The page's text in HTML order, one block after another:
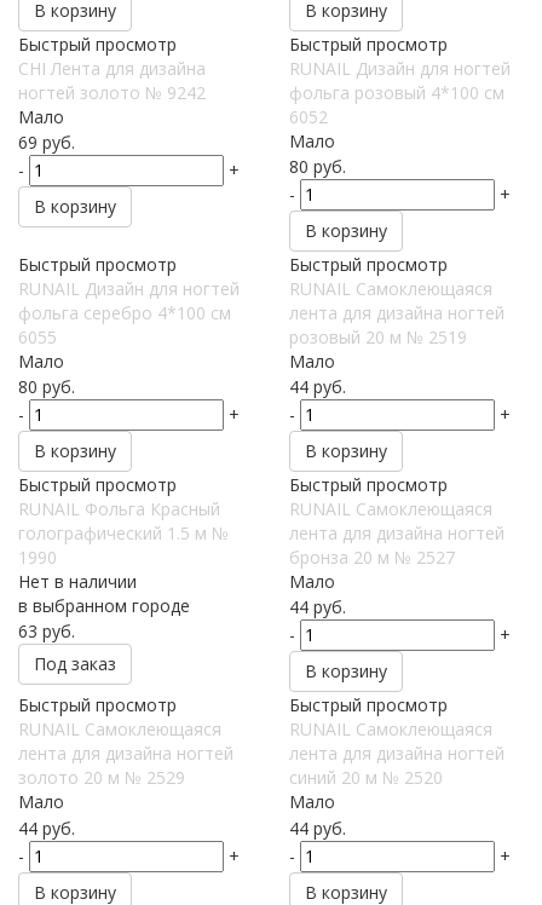
В корзину
В корзину
Быстрый просмотр
CHI Лента для дизайна
ногтей золото № 9242
Мало
69 руб.
-
+
В корзину
Быстрый просмотр
RUNAIL Дизайн для ногтей
фольга розовый 4*100 см
6052
Мало
80 руб.
-
+
В корзину
Быстрый просмотр
RUNAIL Дизайн для ногтей
фольга серебро 4*100 см
6055
Мало
80 руб.
-
+
В корзину
Быстрый просмотр
RUNAIL Самоклеющаяся
лента для дизайна ногтей
розовый 20 м № 2519
Мало
44 руб.
-
+
В корзину
Быстрый просмотр
RUNAIL Фольга Красный
голографический 1.5 м №
1990
Нет в наличии
в выбранном городе
63 руб.
Под заказ
Быстрый просмотр
RUNAIL Самоклеющаяся
лента для дизайна ногтей
бронза 20 м № 2527
Мало
44 руб.
-
+
В корзину
Быстрый просмотр
RUNAIL Самоклеющаяся
лента для дизайна ногтей
золото 20 м № 2529
Мало
44 руб.
-
+
В корзину
Быстрый просмотр
RUNAIL Самоклеющаяся
лента для дизайна ногтей
синий 20 м № 2520
Мало
44 руб.
-
+
В корзину